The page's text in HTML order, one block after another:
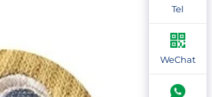
Tel
WeChat